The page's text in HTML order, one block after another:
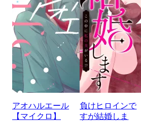
アオハルエール
【マイクロ】
負けヒロインで
すが結婚しま